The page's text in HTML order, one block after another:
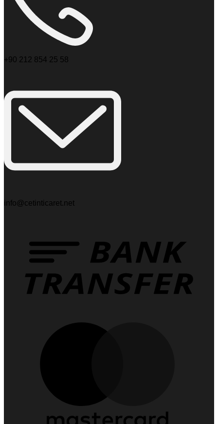
+90 212 854 25 58
info@cetinticaret.net